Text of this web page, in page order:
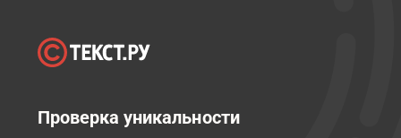
Проверка уникальности